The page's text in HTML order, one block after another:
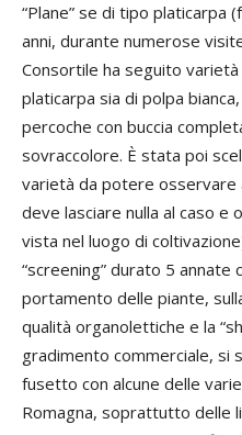
“Plane” se di tipo
anni, durante numerose
Consortile ha seguito
platicarpa sia di polpa
percoche con buccia
sovraccolore. È stata poi
varietà da potere osservare
deve lasciare nulla al caso e
vista nel luogo di
“screening” durato 5
portamento delle piante,
qualità organolettiche e la
gradimento commerciale, si
fusetto con alcune delle
Romagna, soprattutto delle